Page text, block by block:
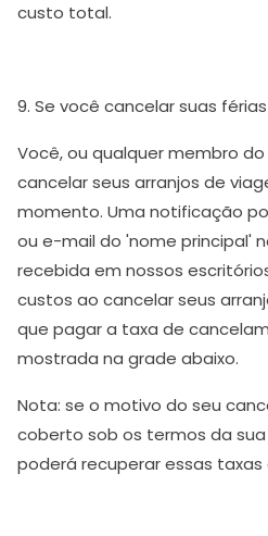
custo total.
9. Se você cancelar suas férias
Você, ou qualquer membro
cancelar seus arranjos de
momento. Uma notificação
ou e-mail do 'nome principal'
recebida em nossos
custos ao cancelar seus
que pagar a taxa de
mostrada na grade abaixo.
Nota: se o motivo do seu
coberto sob os termos da
poderá recuperar essas taxas